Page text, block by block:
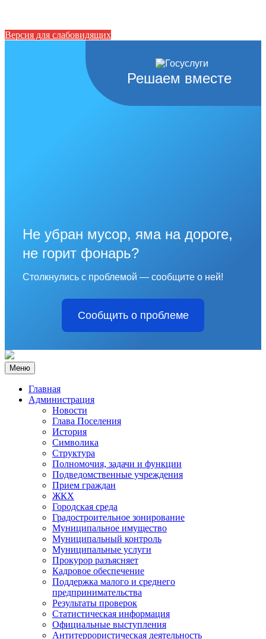
Версия для слабовидящих
Решаем вместе
Не убран мусор, яма на дороге,
не горит фонарь?
Столкнулись с проблемой — сообщите о ней!
Сообщить о проблеме
Меню
Главная
Администрация
Новости
Глава Поселения
История
Символика
Структура
Полномочия, задачи и функции
Подведомственные учреждения
Прием граждан
ЖКХ
Городская среда
Градостроительное зонирование
Муниципальное имущество
Муниципальный контроль
Муниципальные услуги
Прокурор разъясняет
Кадровое обеспечение
Поддержка малого и среднего
предпринимательства
Результаты проверок
Статистическая информация
Официальные выступления
Антитеррористическая деятельность